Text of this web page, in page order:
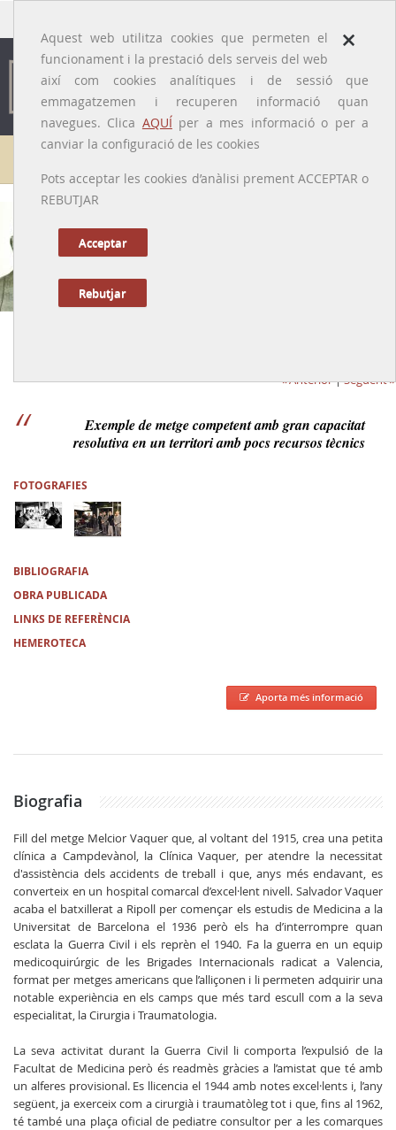
×
Aquest web utilitza cookies que permeten el
funcionament i la prestació dels serveis del web
així com cookies analítiques i de sessió que
emmagatzemen i recuperen informació quan
navegues. Clica AQUÍper a mes informació o per a
canviar la configuració de les cookies
Pots acceptar les cookies d’anàlisi prement ACCEPTAR o
REBUTJAR
Acceptar
Rebutjar
Galeria de metges
Anterior|Següent
Exemple de metge competent amb gran capacitat
resolutiva en un territori amb pocs recursos tècnics
FOTOGRAFIES
BIBLIOGRAFIA
OBRA PUBLICADA
LINKS DE REFERÈNCIA
HEMEROTECA
Aporta més informació
Biografia
Fill del metge Melcior Vaquer que, al voltant del 1915, crea una petita
clínica a Campdevànol, la Clínica Vaquer, per atendre la necessitat
d'assistència dels accidents de treball i que, anys més endavant, es
converteix en un hospital comarcal d’excel·lent nivell. Salvador Vaquer
acaba el batxillerat a Ripoll per començar els estudis de Medicina a la
Universitat de Barcelona el 1936 però els ha d’interrompre quan
esclata la Guerra Civil i els reprèn el 1940. Fa la guerra en un equip
medicoquirúrgic de les Brigades Internacionals radicat a Valencia,
format per metges americans que l’alliçonen i li permeten adquirir una
notable experiència en els camps que més tard escull com a la seva
especialitat, la Cirurgia i Traumatologia.
La seva activitat durant la Guerra Civil li comporta l’expulsió de la
Facultat de Medicina però és readmès gràcies a l’amistat que té amb
un alferes provisional. Es llicencia el 1944 amb notes excel·lents i, l’any
següent, ja exerceix com a cirurgià i traumatòleg tot i que, fins al 1962,
té també una plaça oficial de pediatre consultor per a les comarques